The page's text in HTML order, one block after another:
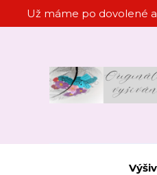
Už máme po dovolené